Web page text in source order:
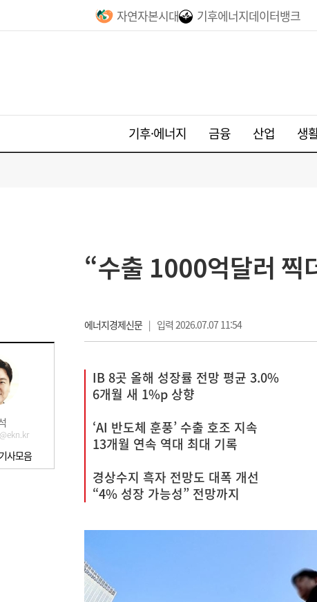
자연자본시대 기후에너지데이터뱅크
기후·에너지 금융 산업 생
사모음
“수출 1000억달러 찍
에너지경제신문| 입력 2026.07.07 11:54
IB 8곳 올해 성장률 전망 평균 3.0%
6개월 새 1%p 상향
‘AI 반도체 훈풍’ 수출 호조 지속
13개월 연속 역대 최대 기록
경상수지 흑자 전망도 대폭 개선
“4% 성장 가능성” 전망까지